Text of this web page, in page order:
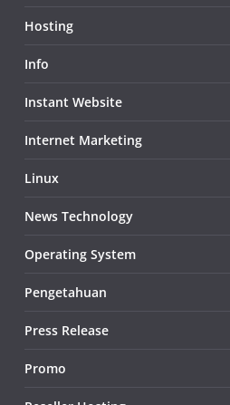
Hosting
Info
Instant Website
Internet Marketing
Linux
News Technology
Operating System
Pengetahuan
Press Release
Promo